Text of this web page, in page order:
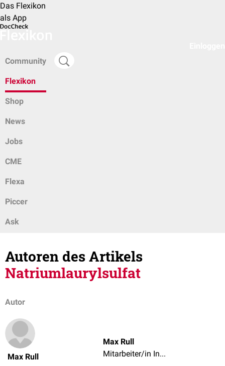
Das Flexikon
als App
Community
Flexikon
Shop
News
Jobs
CME
Flexa
Piccer
Ask
Autoren des Artikels
Natriumlaurylsulfat
Autor
Max Rull
Max Rull
Mitarbeiter/in Industrie | Agentur